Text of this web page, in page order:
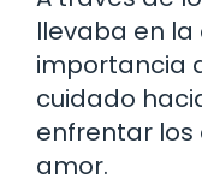
llevaba en
importancia
cuidado
enfrentar
amor.